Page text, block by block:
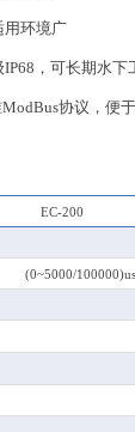
用环境广
，可长期水下
协议，便
EC-200
(0~5000/